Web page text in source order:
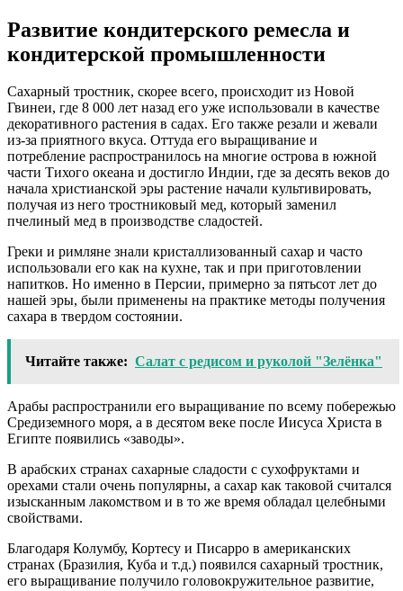
Развитие кондитерского ремесла и
кондитерской промышленности
Сахарный тростник, скорее всего, происходит из Новой
Гвинеи, где 8 000 лет назад его уже использовали в качестве
декоративного растения в садах. Его также резали и жевали
из-за приятного вкуса. Оттуда его выращивание и
потребление распространилось на многие острова в южной
части Тихого океана и достигло Индии, где за десять веков до
начала христианской эры растение начали культивировать,
получая из него тростниковый мед, который заменил
пчелиный мед в производстве сладостей.
Греки и римляне знали кристаллизованный сахар и часто
использовали его как на кухне, так и при приготовлении
напитков. Но именно в Персии, примерно за пятьсот лет до
нашей эры, были применены на практике методы получения
сахара в твердом состоянии.
Читайте также: Салат с редисом и руколой "Зелёнка"
Арабы распространили его выращивание по всему побережью
Средиземного моря, а в десятом веке после Иисуса Христа в
Египте появились «заводы».
В арабских странах сахарные сладости с сухофруктами и
орехами стали очень популярны, а сахар как таковой считался
изысканным лакомством и в то же время обладал целебными
свойствами.
Благодаря Колумбу, Кортесу и Писарро в американских
странах (Бразилия, Куба и т.д.) появился сахарный тростник,
его выращивание получило головокружительное развитие,